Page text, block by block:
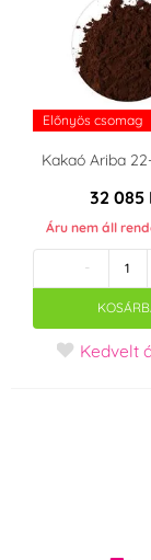
Előnyös csomag
Kakaó Ariba
32 085
Áru nem áll
-
Kedvelt